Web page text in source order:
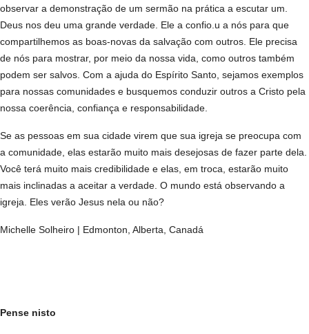
observar a demonstração de um sermão na prática a escutar um.
Deus nos deu uma grande verdade. Ele a confio.u a nós para que
compartilhemos as boas-novas da salvação com outros. Ele precisa
de nós para mostrar, por meio da nossa vida, como outros também
podem ser salvos. Com a ajuda do Espírito Santo, sejamos exemplos
para nossas comunidades e busquemos conduzir outros a Cristo pela
nossa coerência, confiança e responsabilidade.
Se as pessoas em sua cidade virem que sua igreja se preocupa com
a comunidade, elas estarão muito mais desejosas de fazer parte dela.
Você terá muito mais credibilidade e elas, em troca, estarão muito
mais inclinadas a aceitar a verdade. O mundo está observando a
igreja. Eles verão Jesus nela ou não?
Michelle Solheiro | Edmonton, Alberta, Canadá
Pense nisto